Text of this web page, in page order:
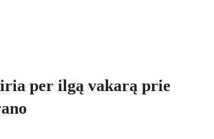
per ilgą vakarą prie